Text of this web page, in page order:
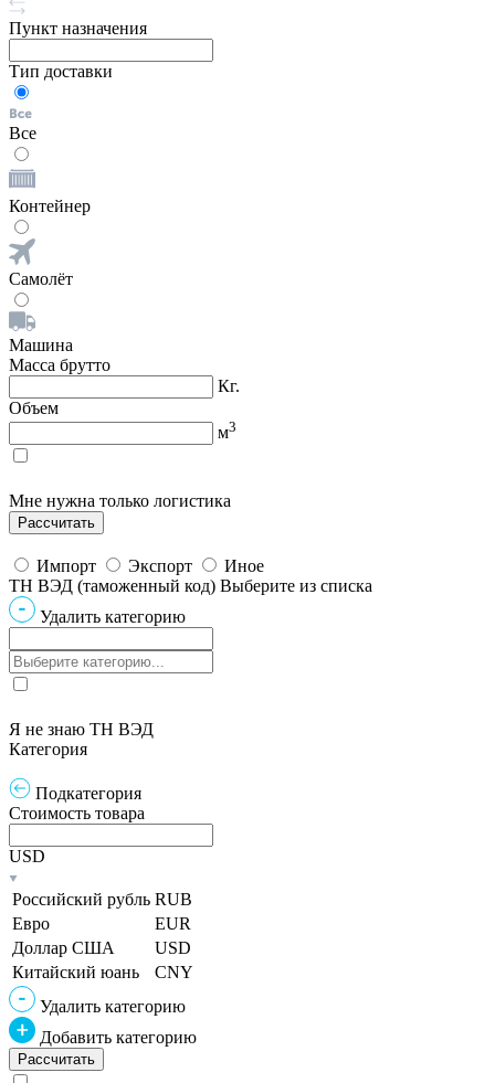
Пункт назначения
Тип доставки
Все
Контейнер
Самолёт
Машина
Масса брутто
Кг.
Объем
м3
Мне нужна только логистика
Импорт Экспорт
Иное
ТН ВЭД (таможенный код) Выберите из списка
Удалить категорию
Я не знаю ТН ВЭД
Категория
Подкатегория
Стоимость товара
USD
Российский рубль RUB
Евро
EUR
Доллар США
USD
Китайский юань
CNY
Удалить категорию
Добавить категорию